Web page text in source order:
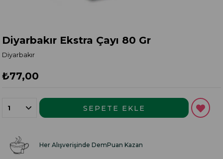
Diyarbakır Ekstra Çayı 80 Gr
Diyarbakır
₺77,00
Her Alışverişinde DemPuan Kazan